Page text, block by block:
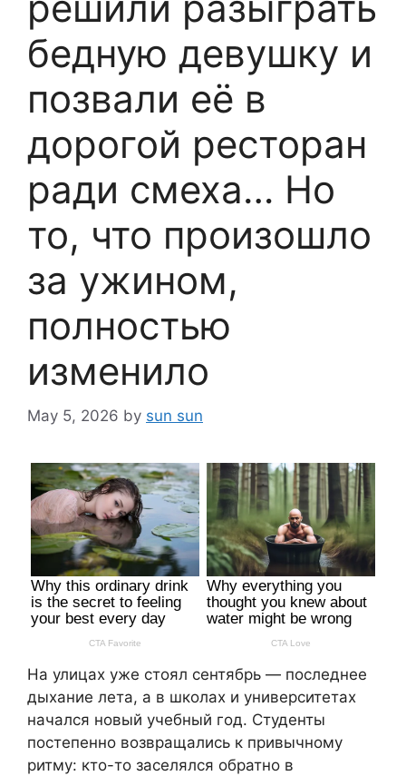
бедную девушку и
позвали её в
дорогой ресторан
ради смеха… Но
то, что произошло
за ужином,
полностью
изменило
May 5, 2026 by sun sun
На улицах уже стоял сентябрь — последнее
дыхание лета, а в школах и университетах
начался новый учебный год. Студенты
постепенно возвращались к привычному
ритму: кто-то заселялся обратно в